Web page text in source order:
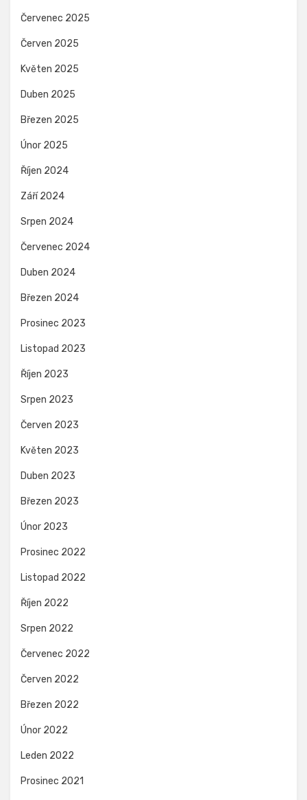
Červenec 2025
Červen 2025
Květen 2025
Duben 2025
Březen 2025
Únor 2025
Říjen 2024
Září 2024
Srpen 2024
Červenec 2024
Duben 2024
Březen 2024
Prosinec 2023
Listopad 2023
Říjen 2023
Srpen 2023
Červen 2023
Květen 2023
Duben 2023
Březen 2023
Únor 2023
Prosinec 2022
Listopad 2022
Říjen 2022
Srpen 2022
Červenec 2022
Červen 2022
Březen 2022
Únor 2022
Leden 2022
Prosinec 2021